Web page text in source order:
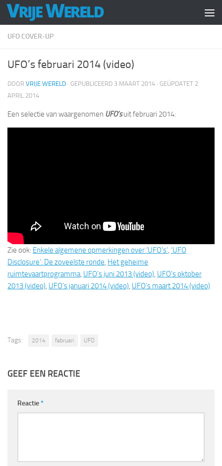
Doorgaan naar inhoud
UFO COVER-UP
UFO’s februari 2014 (video)
DOOR VRIJE WERELD · GEPUBLICEERD 3 MAART 2014 · GEÜPDATET 2
APRIL 2014
Een selectie van waargenomen UFO’suit februari 2014:
Zie ook: Enkele algemene opmerkingen over ‘UFO’s’, ‘UFO
Disclosure’: De zoveelste ronde, Het geheime
ruimtevaartprogramma, UFO’s juni 2013 (video), UFO’s oktober
2013 (video), UFO’s januari 2014 (video), UFO’s maart 2014 (video)
Tags: 2014 februari UFO
GEEF EEN REACTIE
Reactie*